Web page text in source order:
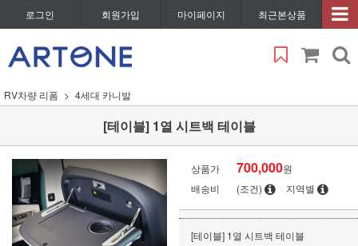
로그인 회원가입 마이페이지 최근본상품
RV차량 리폼 4세대 카니발
[테이블] 1열 시트백 테이블
상품가 700,000원
배송비
(조건) 지역별
[테이블] 1열 시트백 테이블